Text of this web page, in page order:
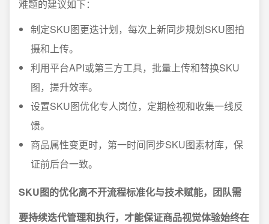
难题的建议如下：
制定SKU图更迭计划，每次上新同步规划SKU图拍
摄和上传。
利用平台API或第三方工具，批量上传和替换SKU
图，提升效率。
设置SKU图优化专人岗位，定期检视和收集一线反
馈。
商品属性变更时，第一时间同步SKU图素材库，保
证前后台一致。
SKU图的优化离不开流程标准化与技术赋能，团队需
要持续迭代管理和执行，才能保证商品视觉体验始终在